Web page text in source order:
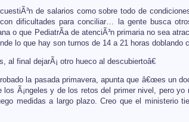
de salarios como sobre todo de
dificultades para conciliar… la gente busca
o que PediatrÃ­a de atenciÃ³n primaria no sea
lo que hay son turnos de 14 a 21 horas doblando
final dejarÃ¡ otro hueco al descubiertoâ€
la pasada primavera, apunta que â€œes un
los Ã¡ngeles y de los retos del primer nivel, pero yo
medidas a largo plazo. Creo que el ministerio